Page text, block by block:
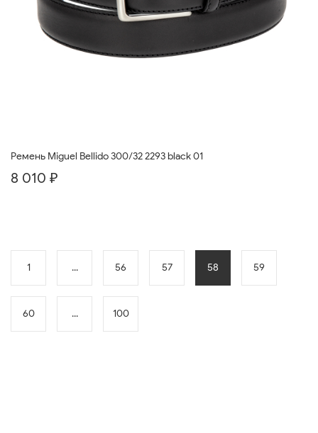
Ремень Miguel Bellido 300/32 2293 black 01
8 010 ₽
1 ... 56 57 58 59
60 ... 100